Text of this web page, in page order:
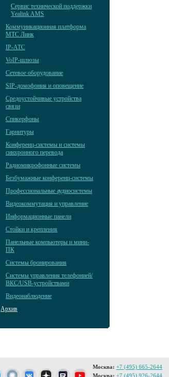
Сервис технической поддержки
Yealink AMS
Коммуникационная платформа
МТС Линк
IP-АТС
VoIP-шлюзы
Сетевое оборудование
SIP-домофония и оповещение
Средоустойчивые устройства
связи
Спикерфоны
Гарнитуры
Конференц-системы и системы
синхронного перевода
Радиомикрофонные системы
Безбумажные конференц-системы
Профессиональные аудиосистемы
Видеокоммутация и управление
Информационные панели
Стойки и крепления
Панельные компьютеры и мини-
ПК
Системы бронирования
Системы управления телефонией/
ВКС/USB-устройствами
Видеонаблюдение
Архив
Москва: +7 (495) 665-2644
Москва: +7 (495) 926-2644